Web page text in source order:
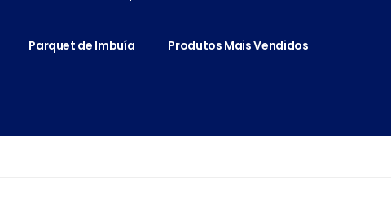
Parquet de Imbuía Produtos Mais Vendidos